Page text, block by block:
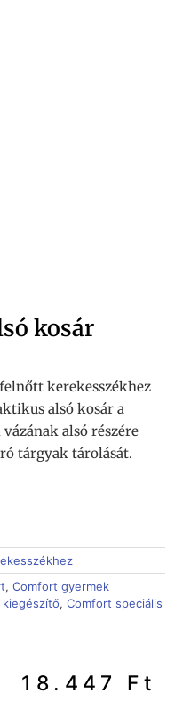
kosár
kerekesszékhez
alsó kosár a
alsó részére
tárgyak tárolását.
, Comfort gyermek
, Comfort speciális
18.447 Ft